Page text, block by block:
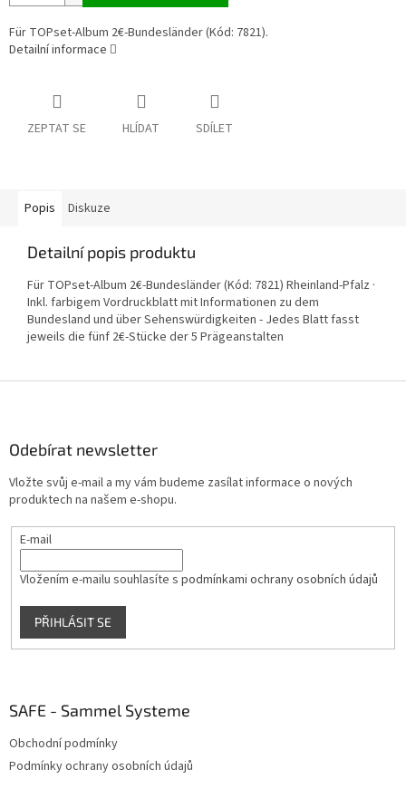
Für TOPset-Album 2€-Bundesländer (Kód: 7821).
Detailní informace
ZEPTAT SE HLÍDAT SDÍLET
Popis Diskuze
Detailní popis produktu
Für TOPset-Album 2€-Bundesländer (Kód: 7821) Rheinland-Pfalz ·
Inkl. farbigem Vordruckblatt mit Informationen zu dem
Bundesland und über Sehenswürdigkeiten - Jedes Blatt fasst
jeweils die fünf 2€-Stücke der 5 Prägeanstalten
Odebírat newsletter
Vložte svůj e-mail a my vám budeme zasílat informace o nových
produktech na našem e-shopu.
E-mail
Vložením e-mailu souhlasíte s podmínkami ochrany osobních údajů
PŘIHLÁSIT SE
SAFE - Sammel Systeme
Obchodní podmínky
Podmínky ochrany osobních údajů